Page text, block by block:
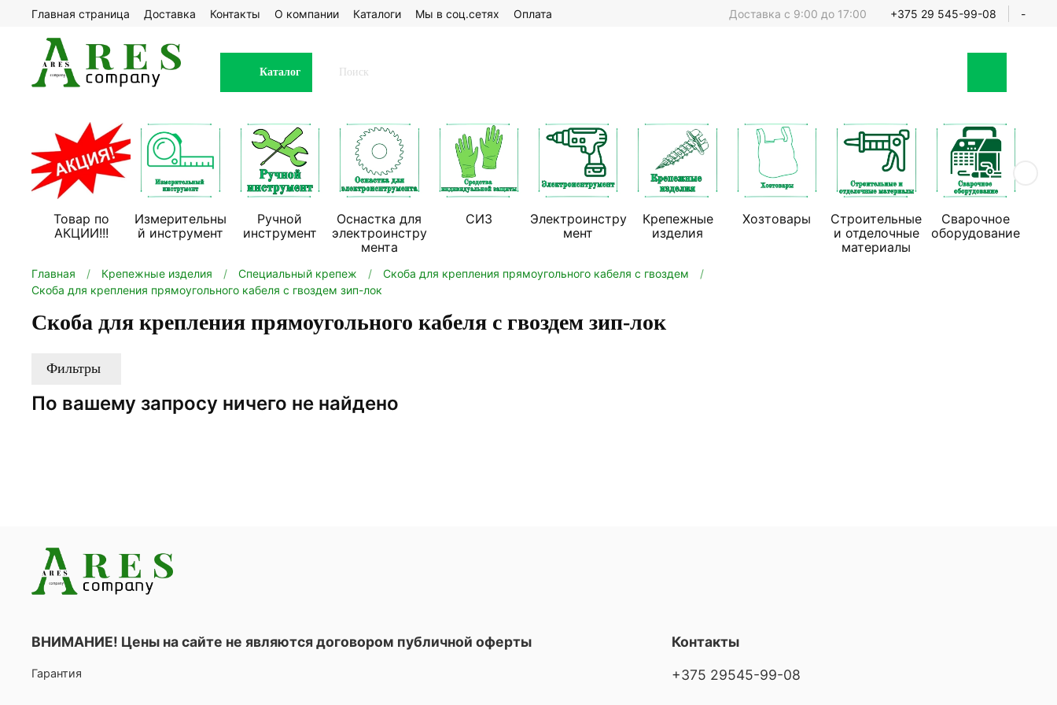
Главная страница Доставка Контакты О компании Каталоги Мы в соц.сетях Оплата Доставка с 9:00 до 17:00 +375 29 545-99-08 -
Каталог
Товар по
АКЦИИ!!!
Измерительны
й инструмент
Ручной
инструмент
Оснастка для
электроинстру
мента
СИЗ
Электроинстру
мент
Крепежные
изделия
Хозтовары
Строительные
и отделочные
материалы
Сварочное
оборудование
Главная Крепежные изделия Специальный крепеж
Скоба для крепления прямоугольного кабеля с гвоздем
Скоба для крепления прямоугольного кабеля с гвоздем зип-лок
Скоба для крепления прямоугольного кабеля с гвоздем зип-лок
Фильтры
По вашему запросу ничего не найдено
ВНИМАНИЕ! Цены на сайте не являются договором публичной оферты
Гарантия
Контакты
+375 29545-99-08